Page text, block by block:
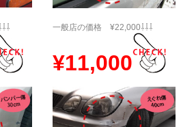
一般店の価格 ¥22,000⇩⇩⇩
¥11,000